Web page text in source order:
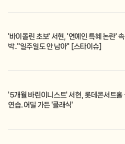
'바이올린 초보' 서현, '연예인 특혜 논란'
박.."일주일도 안 남아" [스타이슈]
'5개월 바린이니스트' 서현, 롯데콘서트홀
연습..어딜 가든 '클래식'